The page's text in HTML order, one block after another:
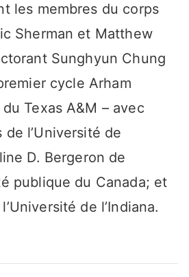
les membres du corps
Sherman et Matthew
Sunghyun Chung
cycle Arham
Texas A&M – avec
l’Université de
D. Bergeron de
publique du Canada; et
de l’Indiana.